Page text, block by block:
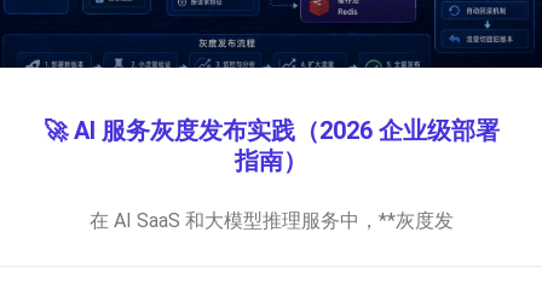
🚀 AI 服务灰度发布实践（2026 企业级部署
指南）
在 AI SaaS 和大模型推理服务中，**灰度发